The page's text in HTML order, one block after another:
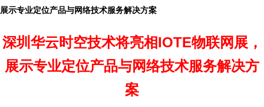
展示专业定位产品与网络技术服务解决方案
深圳华云时空技术将亮相IOTE物联网展，
展示专业定位产品与网络技术服务解决方
案